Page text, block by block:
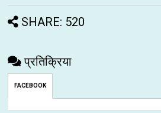
SHARE: 520
प्रतिक्रिया
FACEBOOK